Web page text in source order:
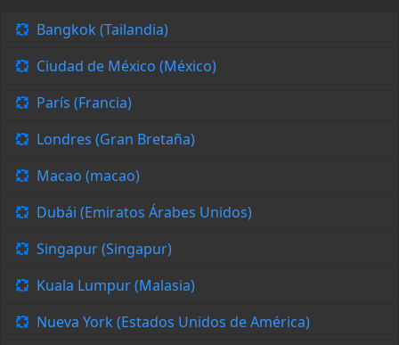
Bangkok (Tailandia)
Ciudad de México (México)
París (Francia)
Londres (Gran Bretaña)
Macao (macao)
Dubái (Emiratos Árabes Unidos)
Singapur (Singapur)
Kuala Lumpur (Malasia)
Nueva York (Estados Unidos de América)